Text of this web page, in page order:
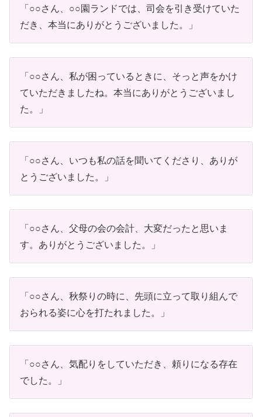
「○○さん、○○園ランドでは、司会を引き受けていた
だき、本当にありがとうございました。」
「○○さん、私が困っているときに、そっと声をかけ
ていただきましたね。本当にありがとうございまし
た。」
「○○さん、いつも私の話を聞いてくださり、ありが
とうございました。」
「○○さん、父母の会の会計、大変だったと思いま
す。ありがとうございました。」
「○○さん、秋祭りの時に、先頭に立って取り組んで
おられる姿に心を打たれました。」
「○○さん、気配りをしていただき、頼りになる存在
でした。」